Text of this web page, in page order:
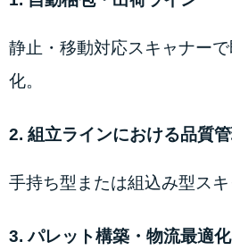
静止・移動対応スキャナー
化。
2. 組立ラインにおける品質
手持ち型または組込み型ス
3. パレット構築・物流最適化